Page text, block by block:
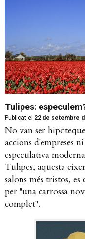
Tulipes:
Publicat el 22 de setembre
No van ser
accions d'empreses
especulativa
Tulipes, aquesta
salons més tristos,
per "una carrossa
complet".